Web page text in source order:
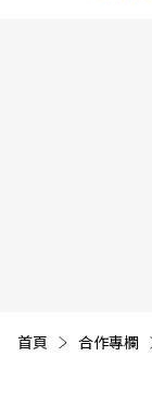
首頁 合作專欄